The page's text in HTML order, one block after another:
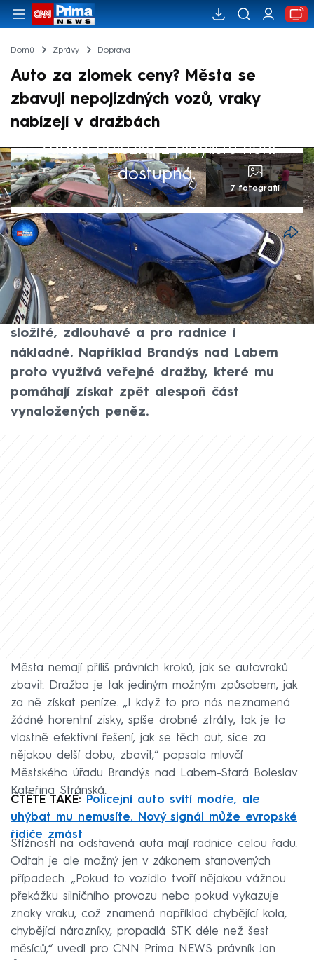
Domů Zprávy Doprava
Auto za zlomek ceny? Města se
zbavují nepojízdných vozů, vraky
nabízejí v dražbách
Žádná položka z playlistu není
dostupná.
7 fotografií
Jan Hošek
9. čvn 2026, 20:52
Zabírají parkovací místa a roky chátrají v
ulicích. Autovraky jsou problémem mnoha
českých měst. Jejich odstranění je ovšem
složité, zdlouhavé a pro radnice i
nákladné. Například Brandýs nad Labem
proto využívá veřejné dražby, které mu
pomáhají získat zpět alespoň část
vynaložených peněz.
Města nemají příliš právních kroků, jak se autovraků
zbavit. Dražba je tak jediným možným způsobem, jak
za ně získat peníze. „I když to pro nás neznamená
žádné horentní zisky, spíše drobné ztráty, tak je to
vlastně efektivní řešení, jak se těch aut, sice za
nějakou delší dobu, zbavit,“ popsala mluvčí
Městského úřadu Brandýs nad Labem-Stará Boleslav
Kateřina Stránská.
ČTĚTE TAKÉ:
Policejní auto svítí modře, ale
uhýbat mu nemusíte. Nový signál může evropské
řidiče zmást
Stížností na odstavená auta mají radnice celou řadu.
Odtah je ale možný jen v zákonem stanovených
případech. „Pokud to vozidlo tvoří nějakou vážnou
překážku silničního provozu nebo pokud vykazuje
znaky vraku, což znamená například chybějící kola,
chybějící nárazníky, propadlá STK déle než šest
měsíců,“ uvedl pro CNN Prima NEWS právník Jan